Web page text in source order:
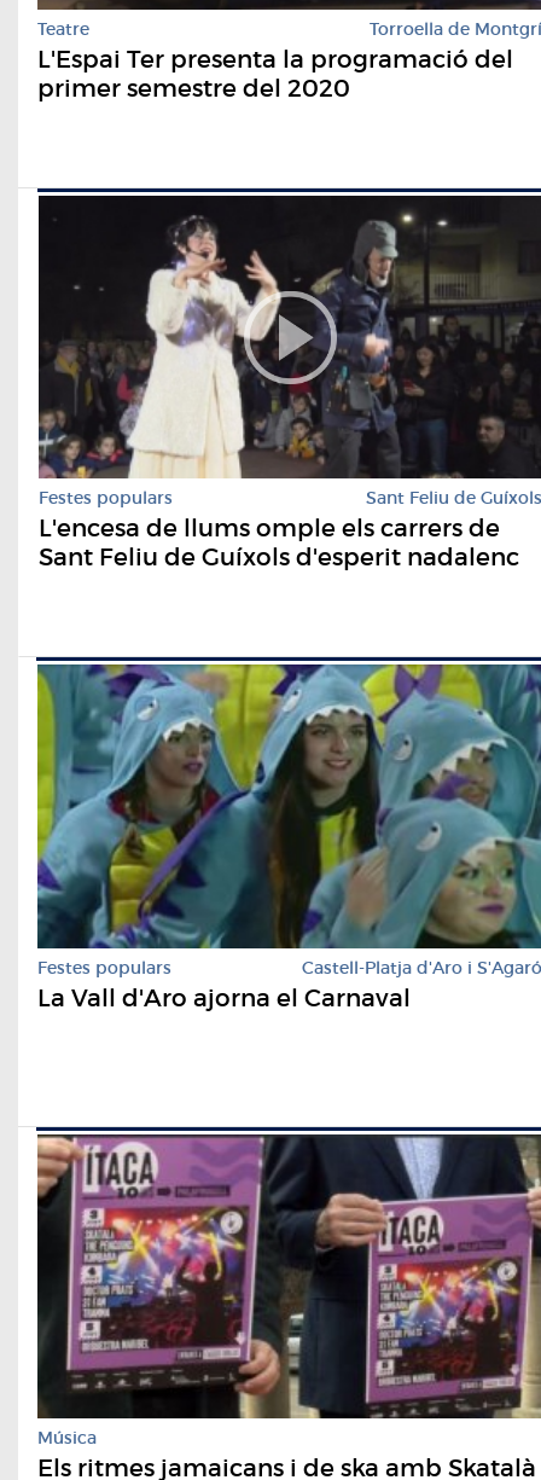
Teatre Torroella de Montgrí
L'Espai Ter presenta la programació del
primer semestre del 2020
Festes populars Sant Feliu de Guíxols
L'encesa de llums omple els carrers de
Sant Feliu de Guíxols d'esperit nadalenc
Festes populars Castell-Platja d'Aro i S'Agaró
La Vall d'Aro ajorna el Carnaval
Música
Els ritmes jamaicans i de ska amb Skatalà